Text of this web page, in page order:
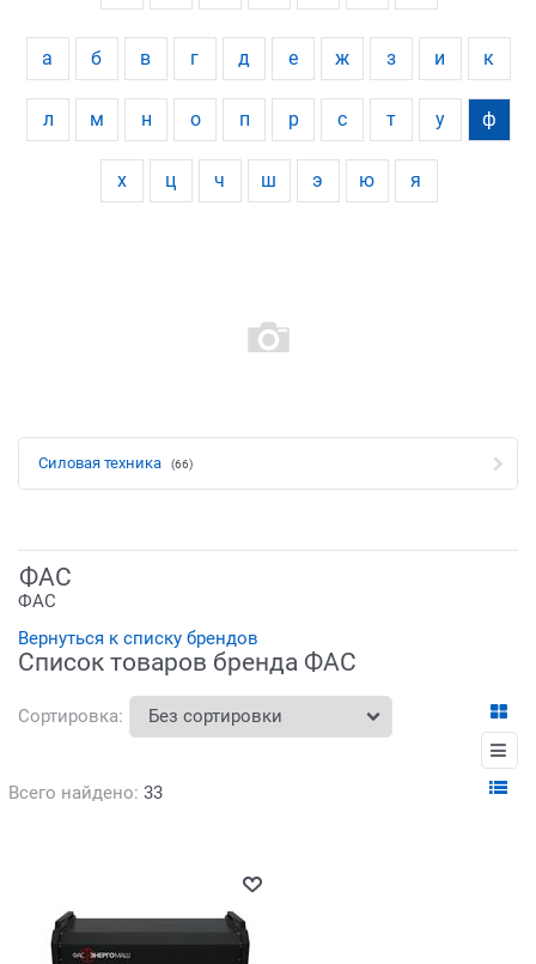
а б в г д е ж з и к
л м н о п р с т у ф
х ц ч ш э ю я
Силовая техника (66)
ФАС
ФАС
Вернуться к списку брендов
Список товаров бренда ФАС
Сортировка:
Всего найдено: 33